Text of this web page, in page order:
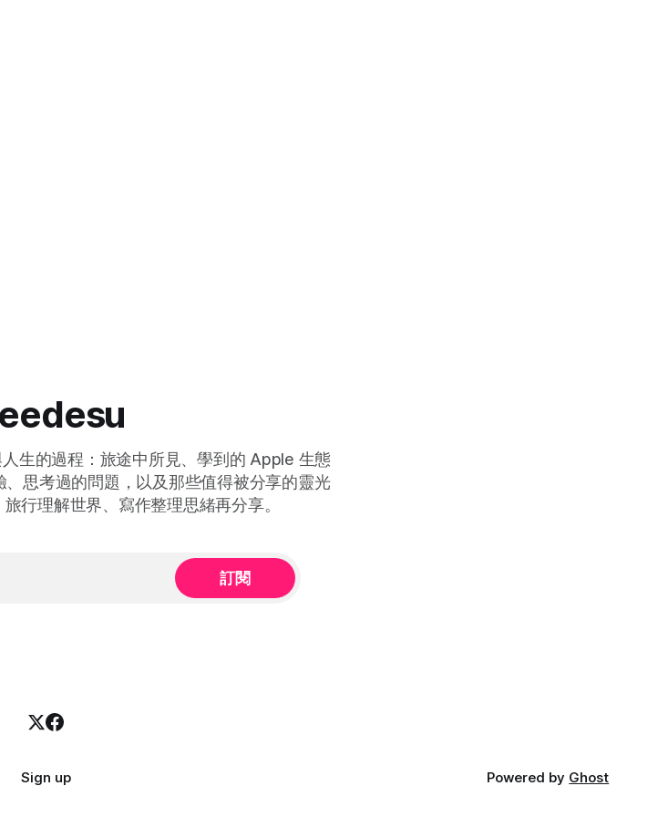
生的過程：旅途中所見、學到的 Apple 生態
思考過的問題，以及那些值得被分享的靈光
行理解世界、寫作整理思緒再分享。
訂閱
Sign up Powered by Ghost